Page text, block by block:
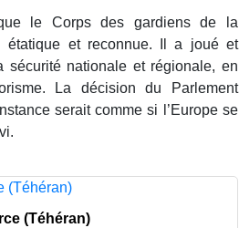
le Corps des gardiens de la
étatique et reconnue. Il a joué et
nationale et régionale, en
La décision du Parlement
serait comme si l’Europe se
(Téhéran)